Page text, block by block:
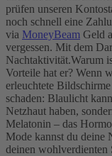
prüfen unseren
noch schnell eine
via MoneyBeam Geld
vergessen. Mit dem
Nachtaktivität.Warum
Vorteile hat er? Wenn
erleuchtete
schaden: Blaulicht
Netzhaut haben,
Melatonin – das
Mode kannst du deine
deinen wohlverdienten